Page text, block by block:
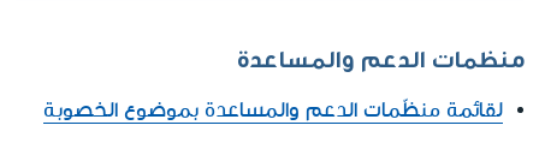
منظمات الدعم والمساعدة
لقائمة منظّمات الدعم والمساعدة بموضوع الخصوبة